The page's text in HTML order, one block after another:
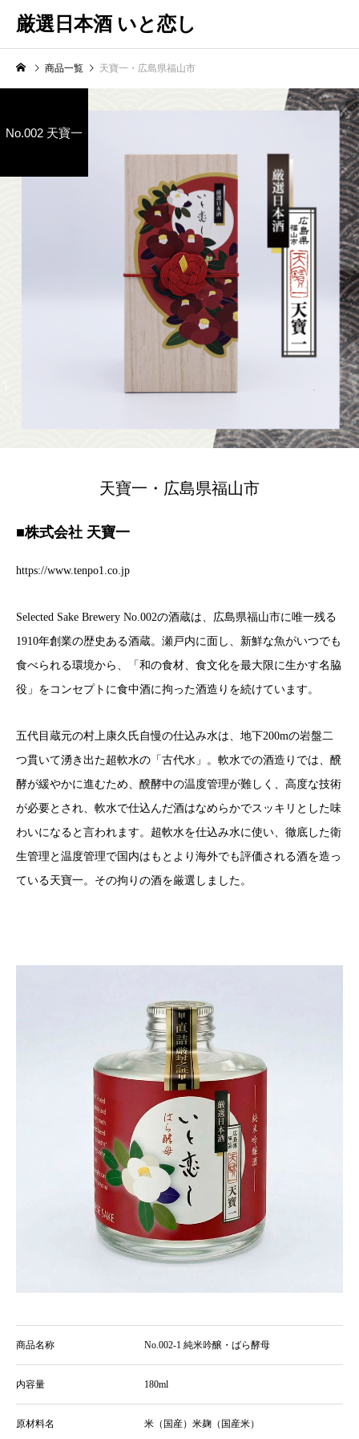
厳選日本酒 いと恋し
商品一覧 天寶一・広島県福山市
No.002 天寶一
天寶一・広島県福山市
■株式会社 天寶一
https://www.tenpo1.co.jp
Selected Sake Brewery No.002の酒蔵は、広島県福山市に唯一残る
1910年創業の歴史ある酒蔵。瀬戸内に面し、新鮮な魚がいつでも
食べられる環境から、「和の食材、食文化を最大限に生かす名脇
役」をコンセプトに食中酒に拘った酒造りを続けています。
五代目蔵元の村上康久氏自慢の仕込み水は、地下200mの岩盤二
つ貫いて湧き出た超軟水の「古代水」。軟水での酒造りでは、醗
酵が緩やかに進むため、醗酵中の温度管理が難しく、高度な技術
が必要とされ、軟水で仕込んだ酒はなめらかでスッキリとした味
わいになると言われます。超軟水を仕込み水に使い、徹底した衛
生管理と温度管理で国内はもとより海外でも評価される酒を造っ
ている天寶一。その拘りの酒を厳選しました。
商品名称 No.002-1 純米吟醸・ばら酵母
内容量 180ml
原材料名 米（国産）米麹（国産米）